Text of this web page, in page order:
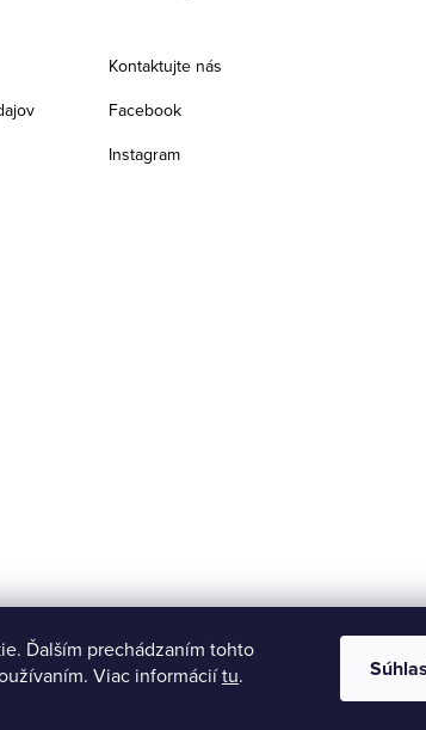
Ďalším prechádzaním tohto
Viac informáciítu.
Kontaktujte nás
Facebook
Instagram